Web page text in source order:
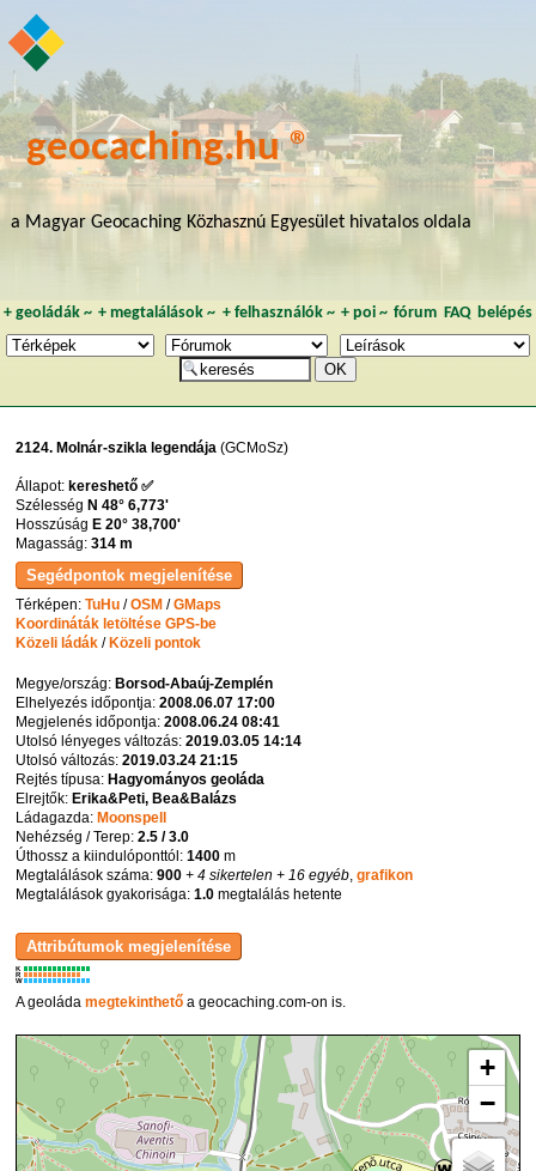
geocaching.hu ®
a Magyar Geocaching Közhasznú Egyesület hivatalos oldala
+ geoládák~ +megtalálások ~ + felhasználók~ + poi~ fórum FAQ belépés
2124. Molnár-szikla legendája (GCMoSz)
Állapot: kereshető ✅
Szélesség N 48° 6,773'
Hosszúság E 20° 38,700'
Magasság:314 m
Térképen:TuHu /OSM /GMaps
Koordináták letöltése GPS-be
Közeli ládák / Közeli pontok
Megye/ország: Borsod-Abaúj-Zemplén
Elhelyezés időpontja:2008.06.07 17:00
Megjelenés időpontja:2008.06.24 08:41
Utolsó lényeges változás:2019.03.05 14:14
Utolsó változás:2019.03.24 21:15
Rejtés típusa: Hagyományos geoláda
Elrejtők: Erika&Peti, Bea&Balázs
Ládagazda: Moonspell
Nehézség / Terep:2.5 / 3.0
Úthossz a kiindulóponttól:1400 m
Megtalálások száma:900 + 4 sikertelen + 16 egyéb,grafikon
Megtalálások gyakorisága:1.0 megtalálás hetente
K
R
W
A geoládamegtekinthető a geocaching.com-on is.
+
−